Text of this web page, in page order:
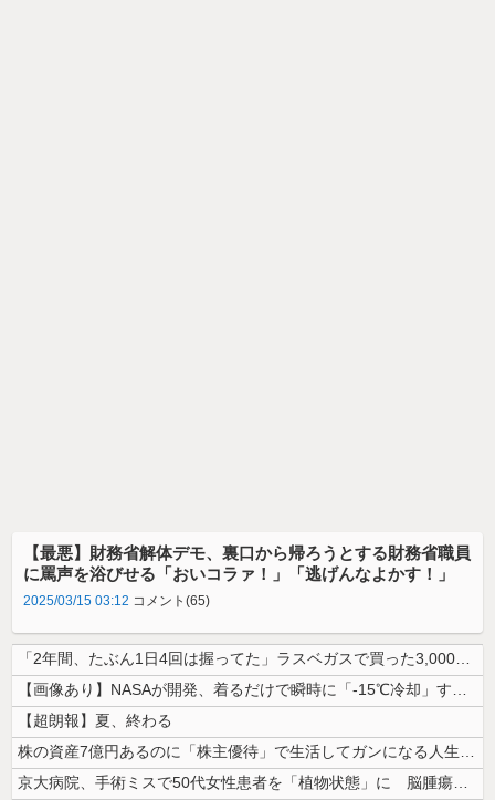
【最悪】財務省解体デモ、裏口から帰ろうとする財務省職員
に罵声を浴びせる「おいコラァ！」「逃げんなよかす！」
2025/03/15 03:12 コメント(65)
「2年間、たぶん1日4回は握ってた」ラスベガスで買った3,000円のキ...
【画像あり】NASAが開発、着るだけで瞬時に「-15℃冷却」する冷感ポ...
【超朗報】夏、終わる
株の資産7億円あるのに「株主優待」で生活してガンになる人生・・・
京大病院、手術ミスで50代女性患者を「植物状態」に 脳腫瘍摘出手術で腫...